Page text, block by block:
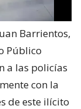
Barrientos,
Público
a las policías
con la
de este ilícito